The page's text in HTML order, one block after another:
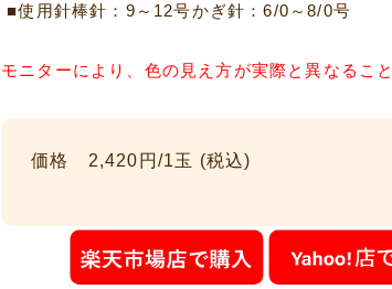
■使用針棒針：9～12号かぎ針：6/0～8/0号
モニターにより、色の見え方が実際と異なるこ
価格 2,420円/1玉 (税込)